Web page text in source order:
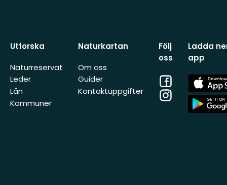
Utforska
Naturreservat
Leder
Län
Kommuner
Naturkartan
Om oss
Guider
Kontaktuppgifter
Följ
oss
Facebook
Instagram
Ladda
app
App
Store
App
Store